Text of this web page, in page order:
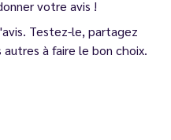
votre avis !
Testez-le, partagez
à faire le bon choix.